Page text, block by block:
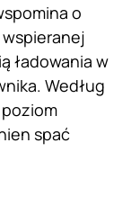
o
ładowania w
Według
spać